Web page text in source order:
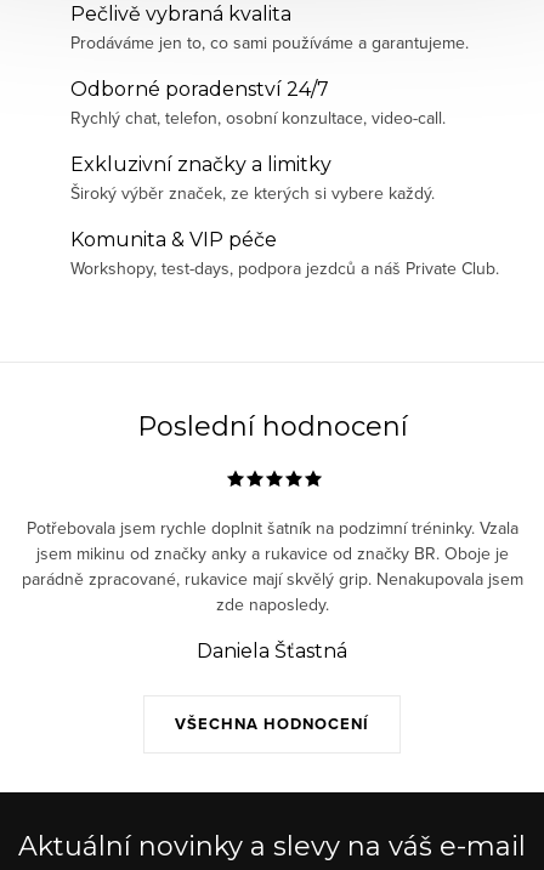
Pečlivě vybraná kvalita
Prodáváme jen to, co sami používáme a garantujeme.
Odborné poradenství 24/7
Rychlý chat, telefon, osobní konzultace, video-call.
Exkluzivní značky a limitky
Široký výběr značek, ze kterých si vybere každý.
Komunita & VIP péče
Workshopy, test-days, podpora jezdců a náš Private Club.
Poslední hodnocení
VŠECHNA HODNOCENÍ
Potřebovala jsem rychle doplnit šatník na podzimní tréninky. Vzala
jsem mikinu od značky anky a rukavice od značky BR. Oboje je
parádně zpracované, rukavice mají skvělý grip. Nenakupovala jsem
zde naposledy.
Daniela Šťastná
Aktuální novinky a slevy na váš e-mail